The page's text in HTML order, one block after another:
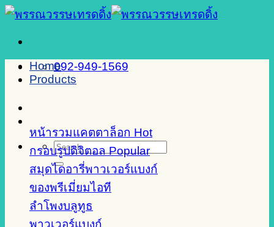
Skip
content
092-949-1569
Search
for:
Home
Products
หน้ารวมแคตตาล็อก
กรอบรูปดิจิตอล
สมุดไดอารี่พาวเวอร์แบงก์
ของพรีเมี่ยมไอที
ลำโพงบลูทูธ
พาวเวอร์แบงก์